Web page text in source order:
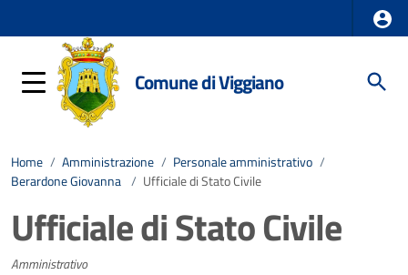
Comune di Viggiano
Home / Amministrazione / Personale amministrativo /
Berardone Giovanna / Ufficiale di Stato Civile
Ufficiale di Stato Civile
Amministrativo